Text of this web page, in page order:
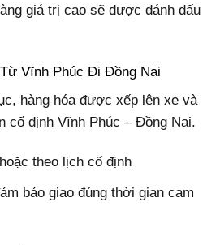
giá trị cao sẽ được đánh dấu
Vĩnh Phúc Đi Đồng Nai
hàng hóa được xếp lên xe và
cố định Vĩnh Phúc – Đồng Nai.
theo lịch cố định
bảo giao đúng thời gian cam